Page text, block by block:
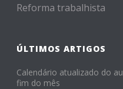
Reforma trabalhista
ÚLTIMOS ARTIGOS
Calendário atualizado do
fim do mês